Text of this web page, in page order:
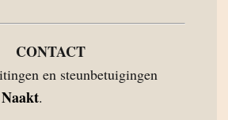
CONTACT
en steunbetuigingen
.